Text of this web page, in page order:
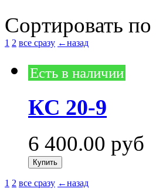
Сортировать по
1 2 все сразу ←назад
Есть в наличии
КС 20-9
6 400.00 руб
1 2 все сразу ←назад